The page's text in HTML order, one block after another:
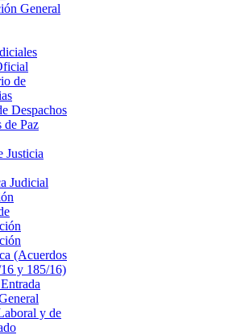
General
de
Despachos
de Paz
Justicia
Judicial
(Acuerdos
y 185/16)
y de